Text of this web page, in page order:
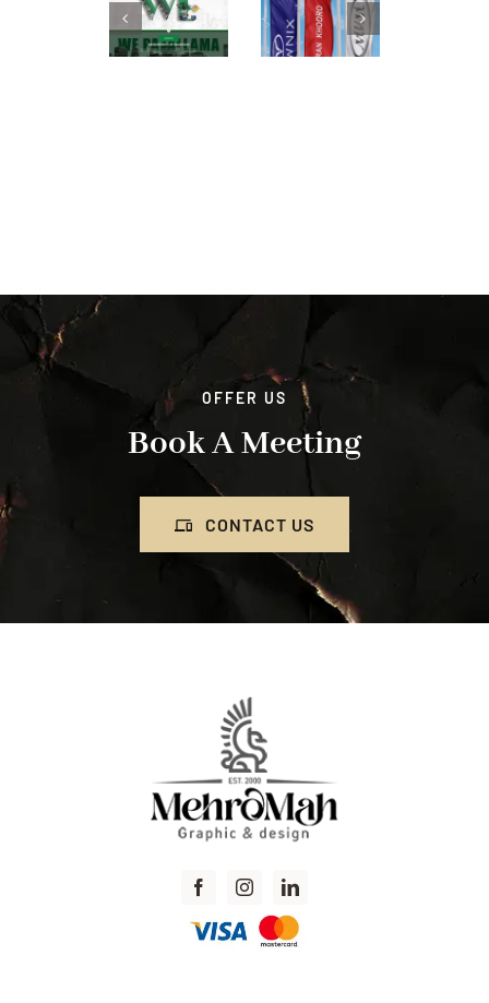
OFFER US
Book A Meeting
CONTACT US